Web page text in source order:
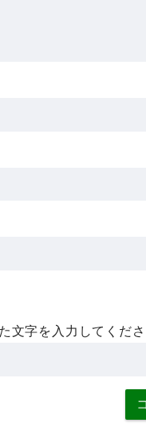
文字を入力してくださ